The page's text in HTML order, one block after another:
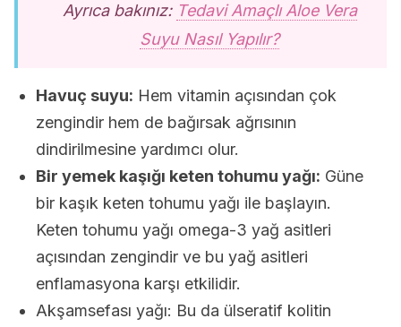
Ayrıca bakınız: Tedavi Amaçlı Aloe Vera
Suyu Nasıl Yapılır?
Havuç suyu: Hem vitamin açısından çok
zengindir hem de bağırsak ağrısının
dindirilmesine yardımcı olur.
Bir yemek kaşığı keten tohumu yağı: Güne
bir kaşık keten tohumu yağı ile başlayın.
Keten tohumu yağı omega-3 yağ asitleri
açısından zengindir ve bu yağ asitleri
enflamasyona karşı etkilidir.
Akşamsefası yağı: Bu da ülseratif kolitin